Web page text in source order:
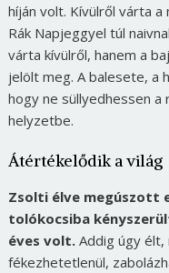
híján volt. Kívülről várta
Rák Napjeggyel túl
várta kívülről, hanem a
jelölt meg. A balesete, a
hogy ne süllyedhessen a
helyzetbe.
Átértékelődik a világ
Zsolti élve megúszott
tolókocsiba
éves volt.Addig úgy élt,
fékezhetetlenül,